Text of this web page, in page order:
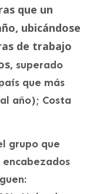
que un
ubicándose
de trabajo
superado
que más
año); Costa
grupo que